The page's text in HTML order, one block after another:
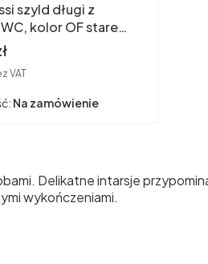
szyld długi z
kolor OF stare
VAT
Na zamówienie
Delikatne intarsje
wykończeniami.